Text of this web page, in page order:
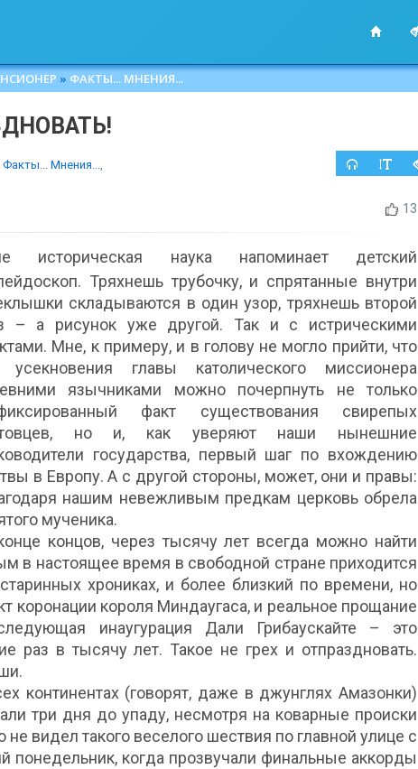
» ФАКТЫ... МНЕНИЯ...
Факты... Мнения...,
13
историческая наука напоминает детский
Тряхнешь трубочку, и спрятанные внутри
складываются в один узор, тряхнешь второй
– а рисунок уже другой. Так и с истрическими
Мне, к примеру, и в голову не могло прийти, что
усекновения главы католического миссионера
язычниками можно почерпнуть не только
факт существования свирепых
но и, как уверяют наши нынешние
государства, первый шаг по вхождению
в Европу. А с другой стороны, может, они и правы:
нашим невежливым предкам церковь обрела
мученика.
концов, через тысячу лет всегда можно найти
в настоящее время в свободной стране приходится
хрониках, и более близкий по времени, но
коронации короля Миндаугаса, и реальное прощание
инаугурация Дали Грибаускайте – это
раз в тысячу лет. Такое не грех и отпраздновать.
континентах (говорят, даже в джунглях Амазонки)
три дня до упаду, несмотря на коварные происки
видел такого веселого шествия по главной улице с
понедельник, когда прозвучали финальные аккорды